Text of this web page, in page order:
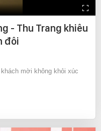
- Thu Trang khiêu
đôi
mời không khỏi xúc